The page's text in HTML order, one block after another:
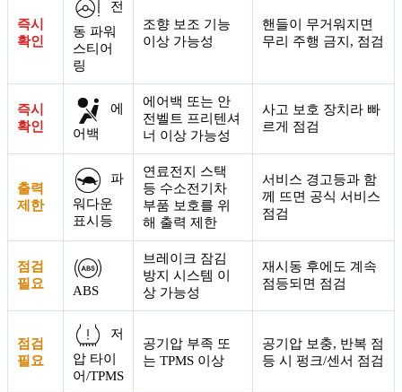
즉시
확인
전
동 파워
스티어
링
조향 보조 기능
이상 가능성
핸들이 무거워지면
무리 주행 금지, 점검
즉시
확인
에
어백
에어백 또는 안
전벨트 프리텐셔
너 이상 가능성
사고 보호 장치라 빠
르게 점검
출력
제한
파
워다운
표시등
연료전지 스택
등 수소전기차
부품 보호를 위
해 출력 제한
서비스 경고등과 함
께 뜨면 공식 서비스
점검
점검
필요
ABS
브레이크 잠김
방지 시스템 이
상 가능성
재시동 후에도 계속
점등되면 점검
점검
필요
저
압 타이
어/TPMS
공기압 부족 또
는 TPMS 이상
공기압 보충, 반복 점
등 시 펑크/센서 점검